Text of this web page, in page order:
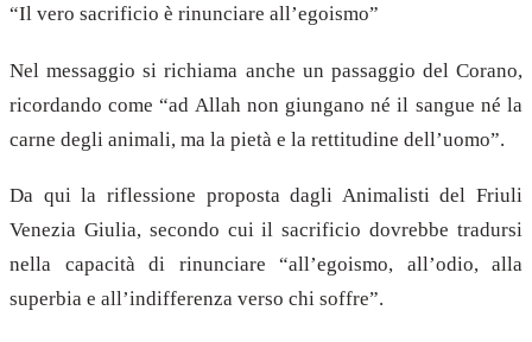
“Il vero sacrificio è rinunciare all’egoismo”
Nel messaggio si richiama anche un passaggio del Corano,
ricordando come “ad Allah non giungano né il sangue né la
carne degli animali, ma la pietà e la rettitudine dell’uomo”.
Da qui la riflessione proposta dagli Animalisti del Friuli
Venezia Giulia, secondo cui il sacrificio dovrebbe tradursi
nella capacità di rinunciare “all’egoismo, all’odio, alla
superbia e all’indifferenza verso chi soffre”.